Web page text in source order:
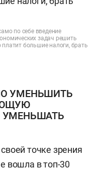
по себе введение
задач решить
платит большие налоги, брать
УМЕНЬШИТЬ
точке зрения
вошла в топ-30